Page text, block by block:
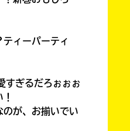
ィーパーティ
すぎるだろぉぉぉ
のが、お揃いでい